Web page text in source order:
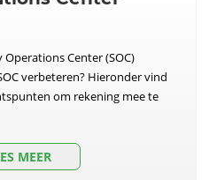
Center (SOC)
verbeteren? Hieronder vind
om rekening mee te
MEER